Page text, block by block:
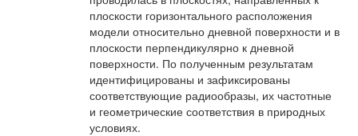
плоскости горизонтального расположения
модели относительно дневной поверхности и в
плоскости перпендикулярно к дневной
поверхности. По полученным результатам
идентифицированы и зафиксированы
соответствующие радиообразы, их частотные
и геометрические соответствия в природных
условиях.